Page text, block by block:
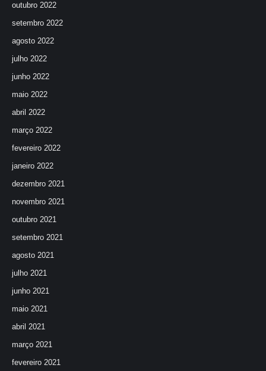
outubro 2022
setembro 2022
agosto 2022
julho 2022
junho 2022
maio 2022
abril 2022
março 2022
fevereiro 2022
janeiro 2022
dezembro 2021
novembro 2021
outubro 2021
setembro 2021
agosto 2021
julho 2021
junho 2021
maio 2021
abril 2021
março 2021
fevereiro 2021